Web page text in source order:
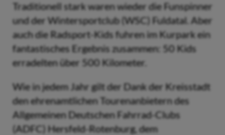
Traditionell stark waren wieder die Funspinner
und der Wintersportclub (WSC) Fuldatal. Aber
auch die Radsport-Kids fuhren im Kurpark ein
fantastisches Ergebnis zusammen: 50 Kids
erradelten über 500 Kilometer.
Wie in jedem Jahr gilt der Dank der Kreisstadt
den ehrenamtlichen Tourenanbietern des
Allgemeinen Deutschen Fahrrad-Clubs
(ADFC) Hersfeld-Rotenburg, dem